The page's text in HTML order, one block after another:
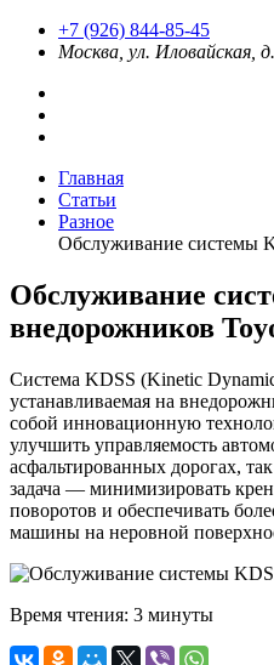
+7 (926) 844-85-45
Москва, ул. Иловайская,
Главная
Статьи
Разное
Обслуживание системы
Обслуживание
внедорожников
Система KDSS (Kinetic
устанавливаемая на
собой инновационную
улучшить управляемость
асфальтированных дорогах,
задача — минимизировать
поворотов и обеспечивать
машины на неровной
Время чтения: 3 минуты